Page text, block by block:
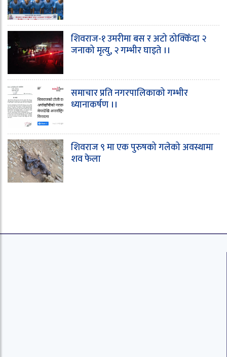
शिवराज-१ उमरीमा बस र अटो ठोक्किँदा २
जनाको मृत्यु, २ गम्भीर घाइते ।।
समाचार प्रति नगरपालिकाको गम्भीर
ध्यानाकर्षण ।।
शिवराज ९ मा एक पुरुषको गलेको अवस्थामा
शव फेला